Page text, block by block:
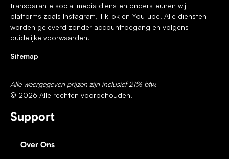
transparante social media diensten ondersteunen wij
platforms zoals Instagram, TikTok en YouTube. Alle diensten
worden geleverd zonder accounttoegang en volgens
duidelijke voorwaarden.
Sitemap
Alle weergegeven prijzen zijn inclusief 21% btw.
© 2026 Alle rechten voorbehouden.
Support
Over Ons